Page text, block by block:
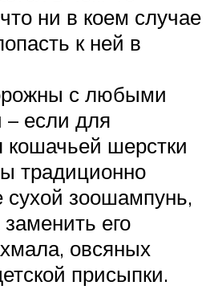
ни в коем случае
к ней в
с любыми
если для
кошачьей шерстки
традиционно
сухой зоошампунь,
его
овсяных
присыпки.